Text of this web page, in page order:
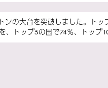
の大台を突破しました。ト
、トップ5の国で74％、トップ